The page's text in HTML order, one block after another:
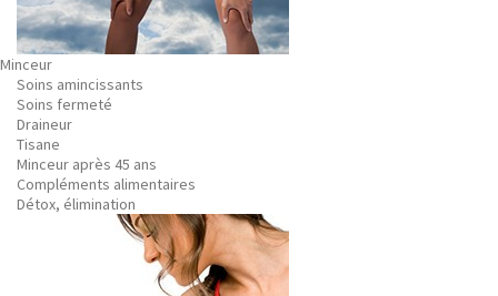
Minceur
Soins amincissants
Soins fermeté
Draineur
Tisane
Minceur après 45 ans
Compléments alimentaires
Détox, élimination